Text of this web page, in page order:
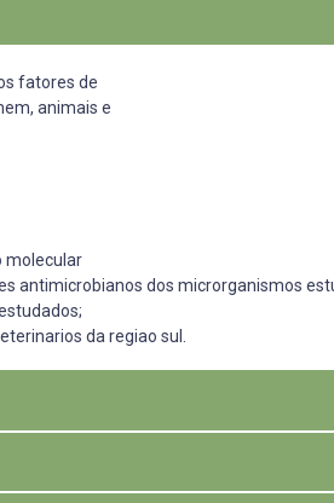
fatores de
animais e
molecular
antimicrobianos dos microrganismos
da regiao sul.
do Sul, foram